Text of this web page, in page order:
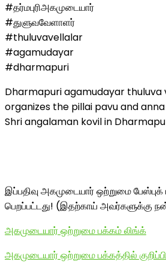
#தர்மபுரிஅகமுடையார்
#துளுவவேளாளர்
#thuluvavellalar
#agamudayar
#dharmapuri
Dharmapuri agamudayar thuluva
organizes the pillai pavu and
Shri angalaman kovil in
இப்பதிவு அகமுடையார் ஒற்றுமை
பெறப்பட்டது! (இதற்காய் அவர்களுக்கு
அகமுடையார் ஒற்றுமை பக்கம் லிங்க்
அகமுடையார் ஒற்றுமை பக்கத்தில்